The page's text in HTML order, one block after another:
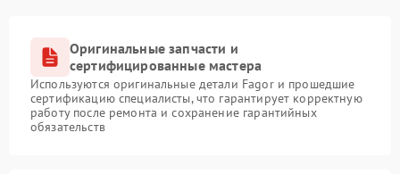
Оригинальные запчасти и
сертифицированные мастера
Используются оригинальные детали Fagor и прошедшие
сертификацию специалисты, что гарантирует корректную
работу после ремонта и сохранение гарантийных
обязательств